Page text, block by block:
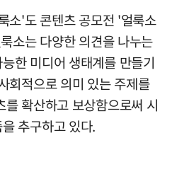
소'도 콘텐츠 공모전 '얼룩소
소는 다양한 의견을 나누는
한 미디어 생태계를 만들기
회적으로 의미 있는 주제를
확산하고 보상함으로써 시
추구하고 있다.